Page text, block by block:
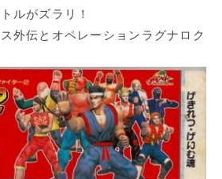
ルがズラリ！
外伝とオペレーションラグナロク